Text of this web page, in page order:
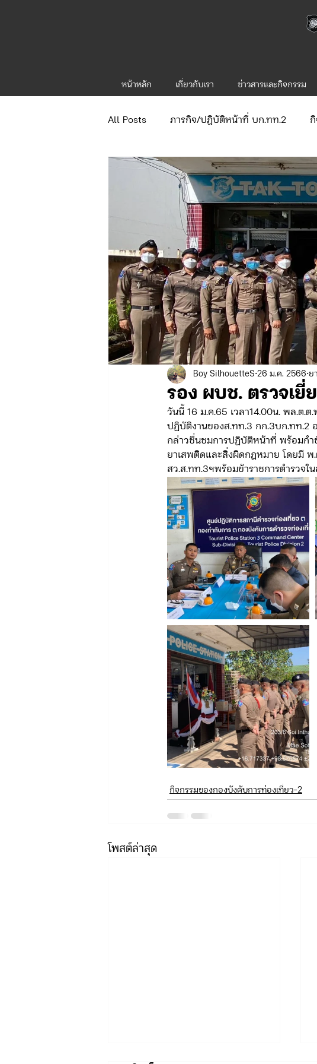
หน้าหลัก เกี่ยวกับเรา ข่าวสารและกิจกรรม
All Posts ภารกิจ/ปฏิบัติหน้าที่ บก.ทท.2
ข่าวประกาศและคำสั่ง ข่าวรับสมัคร
จัดซื้อจัดจ้าง/แผน/ตัวชี้วัด ทท.1 ข่าวประ
ภารกิจ/กิจกรรมผู้บังคับบัญชา ทท.2 กิจ
ข่าวรับสมัคร ทท.2 จัดซื้อจัดจ้าง/แผน/ตัว
กิจกรรมของกองบังคับการท่องเที่ยว 3 ข่
จัดซื้อจัดจ้าง/แผน/ตัวชี้วัด ทท.3 กิจกรร
ข่าวประกาศและคำสั่ง บก.อก. ข่าวรับสมั
ภารกิจ/การปฏิบัติหน้าที่ บก.ทท.1 E-
รอง ผบช. ตรวจเยี่
Boy SilhouetteS 26 ม.ค. 2566 ย
วันนี้ 16 ม.ค.65 เวลา14.00น. พล.ต.
ปฏิบัติงานของส.ทท.3 กก.3บก.ทท.2
กล่าวชื่นชมการปฏิบัติหน้าที่ พร้อมกำชั
ยาเสพติดและสิ่งผิดกฎหมาย โดยมี
สว.ส.ทท.3ฯพร้อมข้าราชการตำรวจใ
กิจกรรมของกองบังคับการท่องเที่ยว-2
โพสต์ล่าสุด